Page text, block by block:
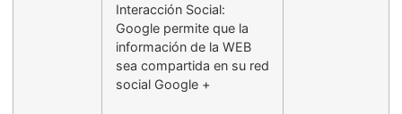
Interacción Social:
Google permite que la
información de la WEB
sea compartida en su red
social Google +